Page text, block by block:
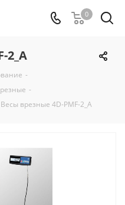
0
2_A
-
-
Весы врезные 4D-PMF-2_A